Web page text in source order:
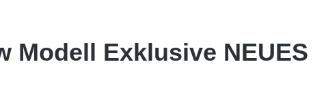
Modell Exklusive NEUES